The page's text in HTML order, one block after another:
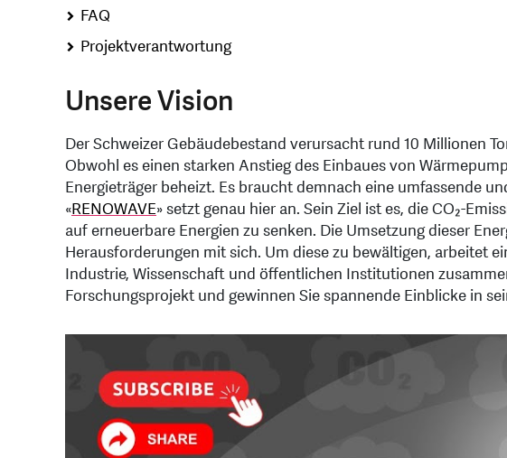
FAQ
Projektverantwortung
Unsere Vision
Der Schweizer Gebäudebestand verursacht rund 10 Millionen
Obwohl es einen starken Anstieg des Einbaues von
Energieträger beheizt. Es braucht demnach eine umfassende
«RENOWAVE» setzt genau hier an. Sein Ziel ist es, die CO₂-
auf erneuerbare Energien zu senken. Die Umsetzung dieser
Herausforderungen mit sich. Um diese zu bewältigen, arbeitet
Industrie, Wissenschaft und öffentlichen Institutionen
Forschungsprojekt und gewinnen Sie spannende Einblicke in